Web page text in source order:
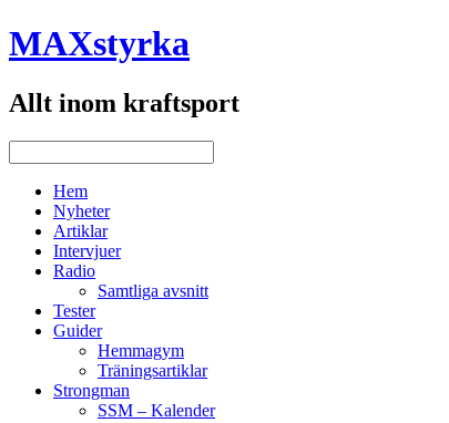
MAXstyrka
Allt inom kraftsport
Hem
Nyheter
Artiklar
Intervjuer
Radio
Samtliga avsnitt
Tester
Guider
Hemmagym
Träningsartiklar
Strongman
SSM – Kalender